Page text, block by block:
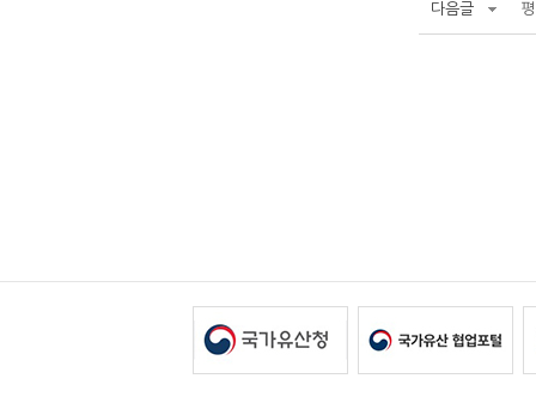
다음글